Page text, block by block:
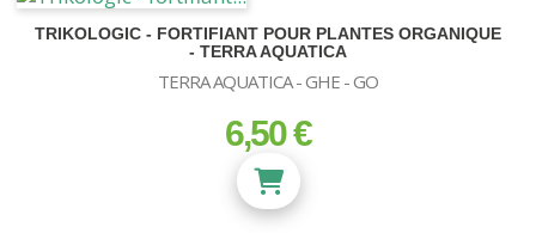
TRIKOLOGIC - FORTIFIANT POUR PLANTES ORGANIQUE
- TERRA AQUATICA
TERRA AQUATICA - GHE - GO
prix
6,50 €